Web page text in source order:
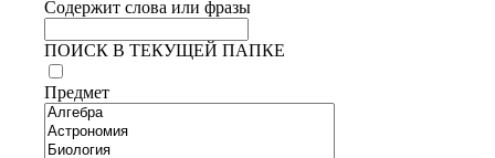
Содержит слова или фразы
ПОИСК В ТЕКУЩЕЙ ПАПКЕ
Предмет